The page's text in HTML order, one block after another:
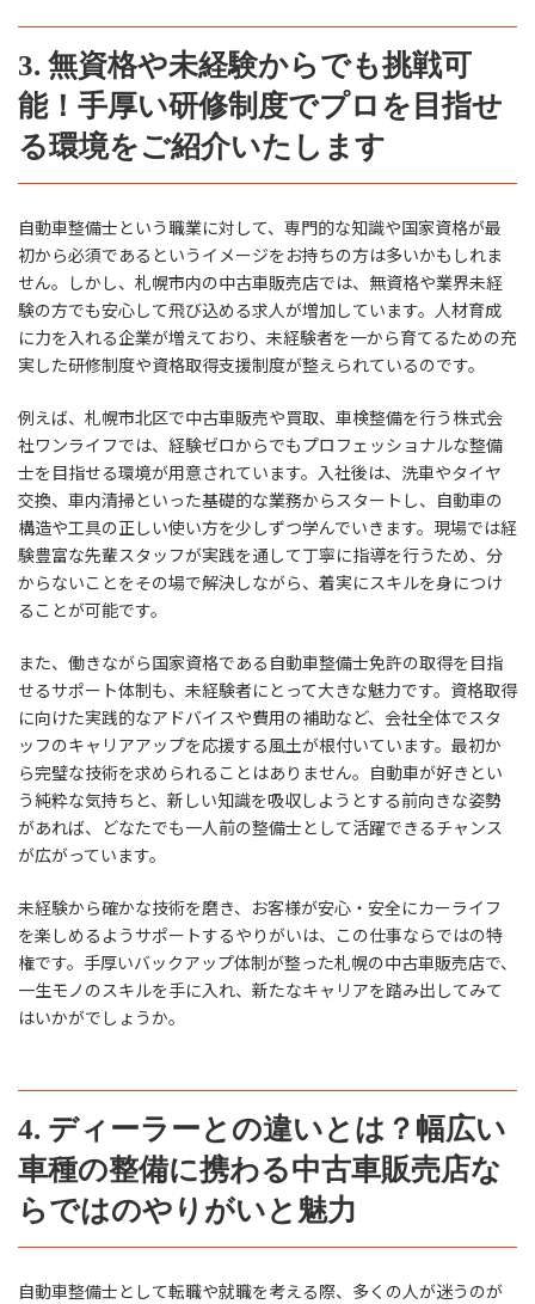
3. 無資格や未経験からでも挑戦可
能！手厚い研修制度でプロを目指せ
る環境をご紹介いたします
自動車整備士という職業に対して、専門的な知識や国家資格が最
初から必須であるというイメージをお持ちの方は多いかもしれま
せん。しかし、札幌市内の中古車販売店では、無資格や業界未経
験の方でも安心して飛び込める求人が増加しています。人材育成
に力を入れる企業が増えており、未経験者を一から育てるための充
実した研修制度や資格取得支援制度が整えられているのです。
例えば、札幌市北区で中古車販売や買取、車検整備を行う株式会
社ワンライフでは、経験ゼロからでもプロフェッショナルな整備
士を目指せる環境が用意されています。入社後は、洗車やタイヤ
交換、車内清掃といった基礎的な業務からスタートし、自動車の
構造や工具の正しい使い方を少しずつ学んでいきます。現場では経
験豊富な先輩スタッフが実践を通して丁寧に指導を行うため、分
からないことをその場で解決しながら、着実にスキルを身につけ
ることが可能です。
また、働きながら国家資格である自動車整備士免許の取得を目指
せるサポート体制も、未経験者にとって大きな魅力です。資格取得
に向けた実践的なアドバイスや費用の補助など、会社全体でスタ
ッフのキャリアアップを応援する風土が根付いています。最初か
ら完璧な技術を求められることはありません。自動車が好きとい
う純粋な気持ちと、新しい知識を吸収しようとする前向きな姿勢
があれば、どなたでも一人前の整備士として活躍できるチャンス
が広がっています。
未経験から確かな技術を磨き、お客様が安心・安全にカーライフ
を楽しめるようサポートするやりがいは、この仕事ならではの特
権です。手厚いバックアップ体制が整った札幌の中古車販売店で、
一生モノのスキルを手に入れ、新たなキャリアを踏み出してみて
はいかがでしょうか。
4. ディーラーとの違いとは？幅広い
車種の整備に携わる中古車販売店な
らではのやりがいと魅力
自動車整備士として転職や就職を考える際、多くの人が迷うのが